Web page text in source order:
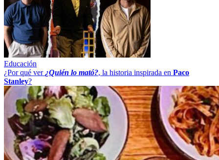
Educación
¿Por qué ver ¿Quién lo mató?, la historia inspirada en Paco
Stanley?